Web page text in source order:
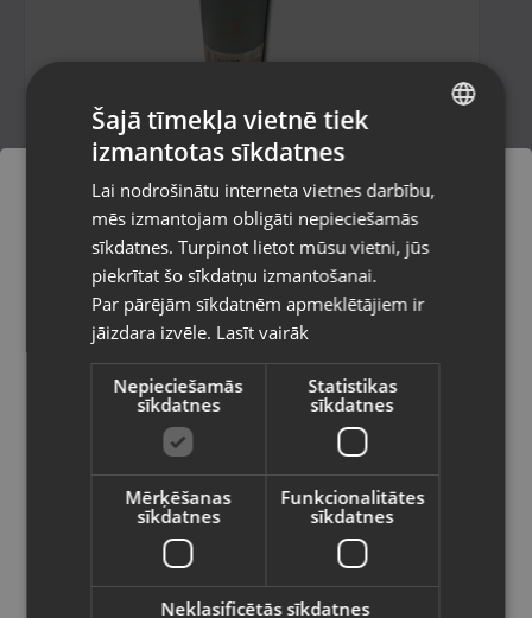
Stanley
Valmiera, Cēsu iela 11
Stāvoklis Jauns (Garantija 24 mēneši)
25.00€
Pasūtījumi tiks piegādāti uz
izvēlēto valsti
Vietnes saturs būs attēlots izvēlētajā
valodā
Valsts
Latviešu / Latvian
RUSSIAN
Šajā tīmekļa vietnē tiek
izmantotas sīkdatnes
Lai nodrošinātu interneta vietnes darbību,
mēs izmantojam obligāti nepieciešamās
sīkdatnes. Turpinot lietot mūsu vietni, jūs
piekrītat šo sīkdatņu izmantošanai.
Par pārējām sīkdatnēm apmeklētājiem ir
jāizdara izvēle. Lasīt vairāk
Nepieciešamās
sīkdatnes
Statistikas
sīkdatnes
Mērķēšanas
sīkdatnes
Funkcionalitātes
sīkdatnes
Neklasificētās sīkdatnes